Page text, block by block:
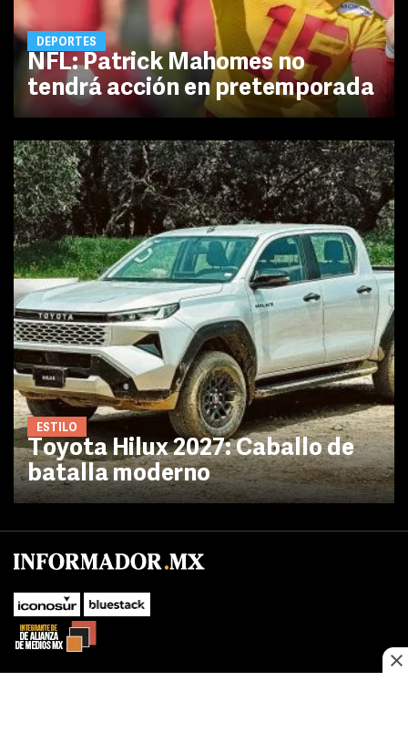
DEPORTES
NFL: Patrick Mahomes no
tendrá acción en pretemporada
ESTILO
Toyota Hilux 2027: Caballo de
batalla moderno